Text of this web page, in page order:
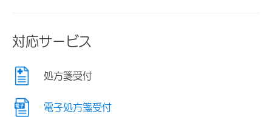
対応サービス
処方箋受付
電子処方箋受付